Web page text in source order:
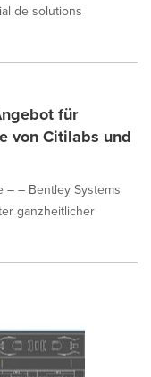
de solutions
für
von Citilabs und
– – Bentley Systems
ganzheitlicher